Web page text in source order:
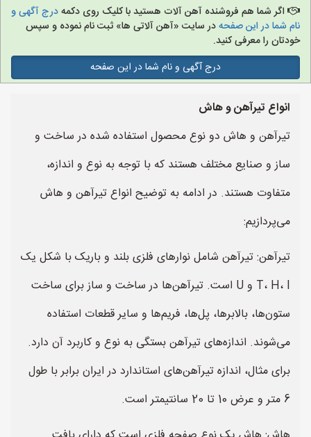
اگر شما هم فروشنده آهن آلات هستید با کلیک روی دکمهدرج آگهی و
نام شما در این صفحهدر سایت «آهن آلاتی ها» ثبت نام نموده و سپس
خودتان را معرفی کنید.
درج آگهی و نام شما در این صفحه
انواع تیرآهن و هاش
تیرآهن و هاش دو نوع محصول استفاده شده در ساخت و
ساز و صنایع مختلف هستند که با توجه به نوع و اندازه،
متفاوت هستند. در ادامه به توضیح انواع تیرآهن و هاش
می‌پردازیم:
تیرآهن: تیرآهن شامل نوارهای فلزی بلند و باریک با شکل یک
T، H، I و U است. تیرآهن‌ها در ساخت و ساز برای ساخت
ستون‌ها، بالابرها، پل‌ها، فریم‌ها و سایر قطعات استفاده
می‌شوند. اندازه‌های تیرآهن بستگی به نوع و کاربرد آن دارد.
برای مثال، اندازه تیرآهن‌های استاندارد در ایران برابر با طول
6 متر و عرض 10 تا 20 سانتیمتر است.